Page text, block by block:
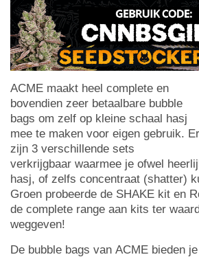
ACME maakt heel complete en
bovendien zeer betaalbare bubble
bags om zelf op kleine schaal hasj
mee te maken voor eigen gebruik. Er
zijn 3 verschillende sets
verkrijgbaar waarmee je ofwel
hasj, of zelfs concentraat (shatter)
Groen probeerde de SHAKE kit en
de complete range aan kits ter
weggeven!
De bubble bags van ACME bieden